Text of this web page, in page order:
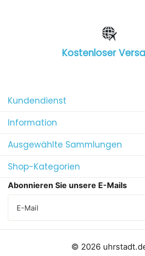
Kostenloser
Kundendienst
Information
Ausgewählte Sammlungen
Shop-Kategorien
Abonnieren Sie unsere E-Mails
© 2026